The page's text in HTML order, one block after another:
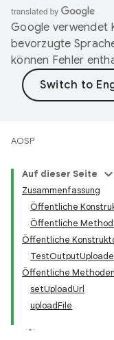
Google verwendet
bevorzugte
können Fehler
AOSP
Auf dieser Seite
Zusammenfassung
Öffentliche
Öffentliche
Öffentliche
Öffentliche Methoden
setUploadUrl
uploadFile